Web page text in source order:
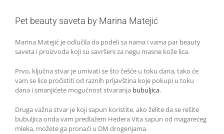
Pet beauty saveta by Marina Matejić
Marina Matejić je odlučila da podeli sa nama i vama par beauty
saveta i proizvoda koji su savršeni za negu masne kože lica.
Prvo, ključna stvar je umivati se što češće u toku dana, tako će
vam se lice pročistiti od raznih prljavština koje pokupi u toku
dana i smanjićete mogućnost stvaranja bubuljica.
Druga važna stvar je koji sapun koristite, ako želite da se rešite
bubuljica onda vam predlažem Hedera Vita sapun od magarećeg
mleka, možete ga pronaći u DM drogerijama.